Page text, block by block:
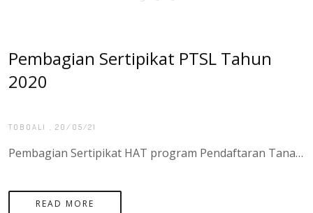
Pembagian Sertipikat PTSL Tahun
2020
TOBOALI , 20/05/21
Pembagian Sertipikat HAT program Pendaftaran Tanah Sistematis Lengkap (PTSL) sebanyak 200 Sertipikat di desa Rindik Kecamatan Toboali, Kota Manado
READ MORE